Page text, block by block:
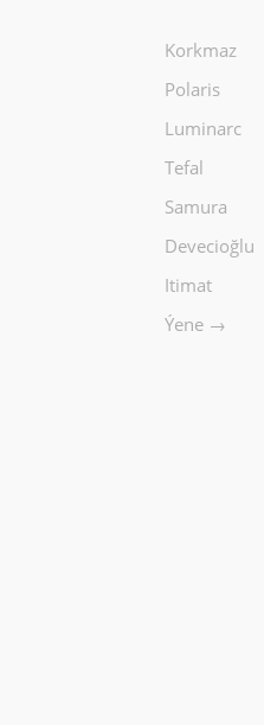
Korkmaz
Polaris
Luminarc
Tefal
Samura
Devecioğlu
Itimat
Ýene →